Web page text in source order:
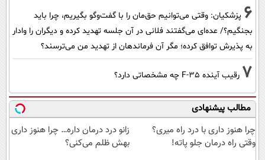
6 پزشکیان: وقتی می‌توانیم حق‌مان را با گفت‌وگو بگیریم، چرا باید
بجنگیم؟/ عده‌ای می‌گفتند فلانی در آن جلسه تهدید کرده و دیگران را وادار
به پذیرش توافق کرده؛ مگر آن فرماندهان از تهدید من می‌ترسند؟
7 رقیب آینده F-35 چه مشخصاتی دارد؟
مطالب پیشنهادی
چرا هنوز داری با درد راه میری؟
وقتی راه درمان جلو پاته!
زانو درد درمان داره… چرا هنوز داری
بهش ظلم می‌کنی؟